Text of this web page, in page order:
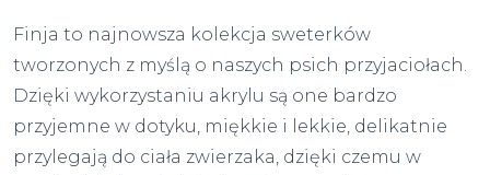
Finja to najnowsza kolekcja sweterków
tworzonych z myślą o naszych psich przyjaciołach.
Dzięki wykorzystaniu akrylu są one bardzo
przyjemne w dotyku, miękkie i lekkie, delikatnie
przylegają do ciała zwierzaka, dzięki czemu w